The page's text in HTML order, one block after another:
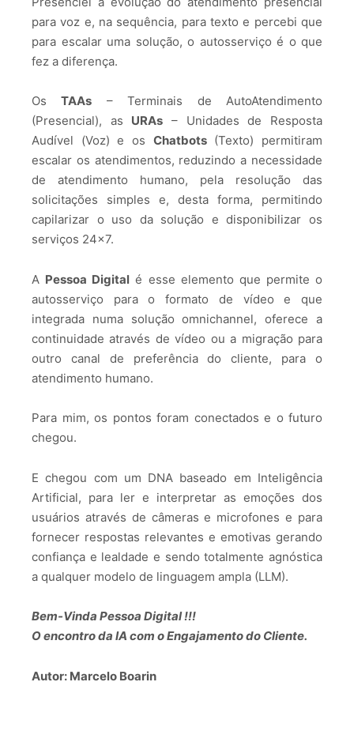
para voz e, na sequência, para texto e percebi que
para escalar uma solução, o autosserviço é o que
fez a diferença.
OsTAAs – Terminais de AutoAtendimento
(Presencial), as URAs – Unidades de Resposta
Audível (Voz) e os Chatbots(Texto) permitiram
escalar os atendimentos, reduzindo a necessidade
de atendimento humano, pela resolução das
solicitações simples e, desta forma, permitindo
capilarizar o uso da solução e disponibilizar os
serviços 24×7.
A Pessoa Digital é esse elemento que permite o
autosserviço para o formato de vídeo e que
integrada numa solução omnichannel, oferece a
continuidade através de vídeo ou a migração para
outro canal de preferência do cliente, para o
atendimento humano.
Para mim, os pontos foram conectados e o futuro
chegou.
E chegou com um DNA baseado em Inteligência
Artificial, para ler e interpretar as emoções dos
usuários através de câmeras e microfones e para
fornecer respostas relevantes e emotivas gerando
confiança e lealdade e sendo totalmente agnóstica
a qualquer modelo de linguagem ampla (LLM).
Bem-Vinda Pessoa Digital !!!
O encontro da IA com o Engajamento do Cliente.
Autor: Marcelo Boarin